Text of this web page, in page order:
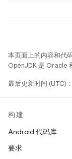
本页面上的内容和代
OpenJDK 是 Oracle
最后更新时间 (UTC)
构建
Android 代码库
要求